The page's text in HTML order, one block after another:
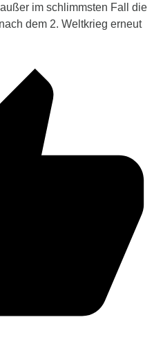
im schlimmsten Fall die
dem 2. Weltkrieg erneut